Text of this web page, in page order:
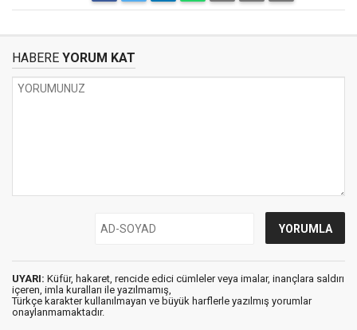
HABERE YORUM KAT
UYARI: Küfür, hakaret, rencide edici cümleler veya imalar, inançlara saldırı
içeren, imla kuralları ile yazılmamış,
Türkçe karakter kullanılmayan ve büyük harflerle yazılmış yorumlar
onaylanmamaktadır.